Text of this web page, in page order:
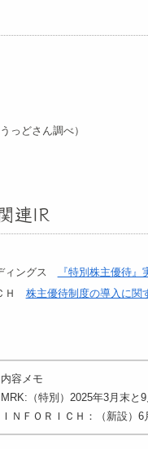
どさん調べ）
連IR
ィングス
『特別株主優待
Ｈ 株主優待制度の導入に関
内容メモ
MRK:（特別）2025年3月末と
ＩＮＦＯＲＩＣＨ：（新設）